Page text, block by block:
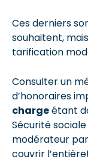
Ces derniers
souhaitent,
tarification
Consulter un
d’honoraires
chargeétant
Sécurité
modérateur
couvrir